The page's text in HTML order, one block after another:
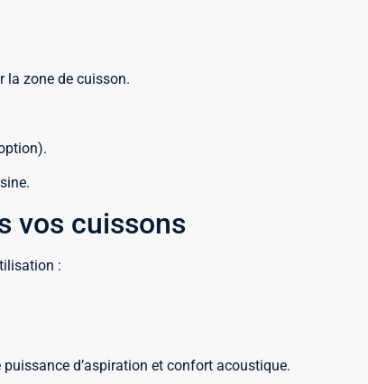
la zone de cuisson.
vos cuissons
:
d’aspiration et confort acoustique.